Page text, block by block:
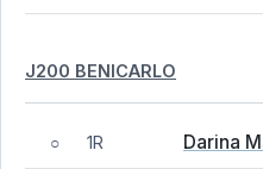
J200 BENICARLO
○ 1R Darina